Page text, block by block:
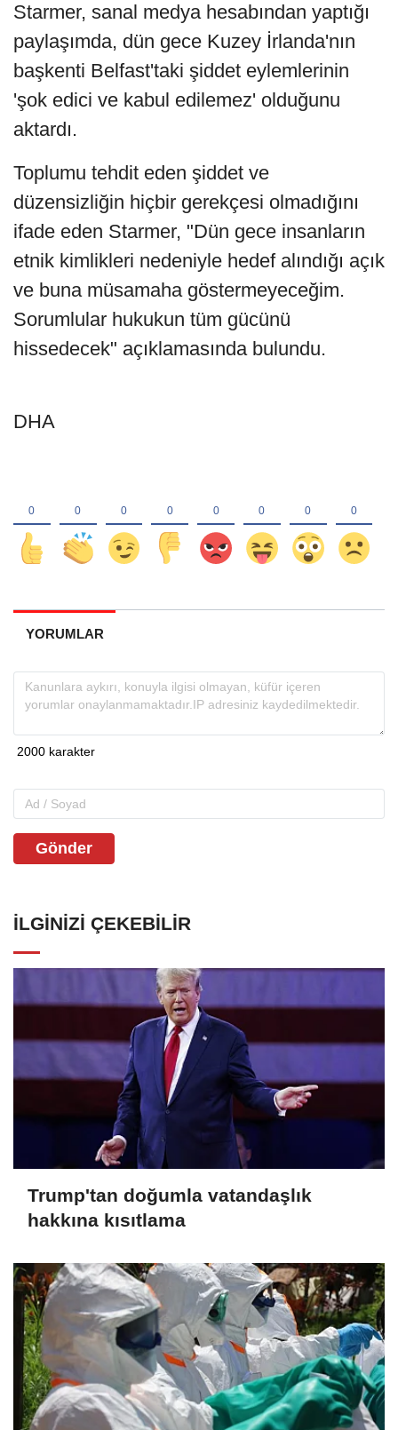
Starmer, sanal medya hesabından yaptığı
paylaşımda, dün gece Kuzey İrlanda'nın
başkenti Belfast'taki şiddet eylemlerinin
'şok edici ve kabul edilemez' olduğunu
aktardı.
Toplumu tehdit eden şiddet ve
düzensizliğin hiçbir gerekçesi olmadığını
ifade eden Starmer, "Dün gece insanların
etnik kimlikleri nedeniyle hedef alındığı açık
ve buna müsamaha göstermeyeceğim.
Sorumlular hukukun tüm gücünü
hissedecek" açıklamasında bulundu.
DHA
YORUMLAR
Gönder
İLGINIZI ÇEKEBILIR
Trump'tan doğumla vatandaşlık
hakkına kısıtlama